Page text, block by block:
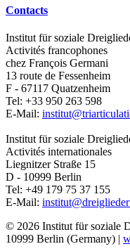
Contacts
Institut für soziale
Activités francophones
chez François Germani
13 route de Fessenheim
F - 67117 Quatzenheim
Tel: +33 950 263 598
E-Mail:
Institut für soziale
Activités internationales
Liegnitzer Straße 15
D - 10999 Berlin
Tel: +49 179 75 37 155
E-Mail:
© 2026 Institut für soziale
10999 Berlin (Germany) |